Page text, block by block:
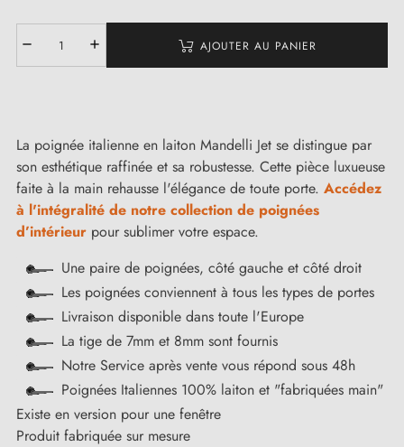
AJOUTER AU PANIER
La poignée italienne en laiton Mandelli Jet se distingue par
son esthétique raffinée et sa robustesse. Cette pièce luxueuse
faite à la main rehausse l'élégance de toute porte. Accédez
à l'intégralité de notre collection de poignées
d’intérieur pour sublimer votre espace.
Une paire de poignées, côté gauche et côté droit
Les poignées conviennent à tous les types de portes
Livraison disponible dans toute l'Europe
La tige de 7mm et 8mm sont fournis
Notre Service après vente vous répond sous 48h
Poignées Italiennes 100% laiton et "fabriquées main"
Existe en version pour une fenêtre
Produit fabriquée sur mesure